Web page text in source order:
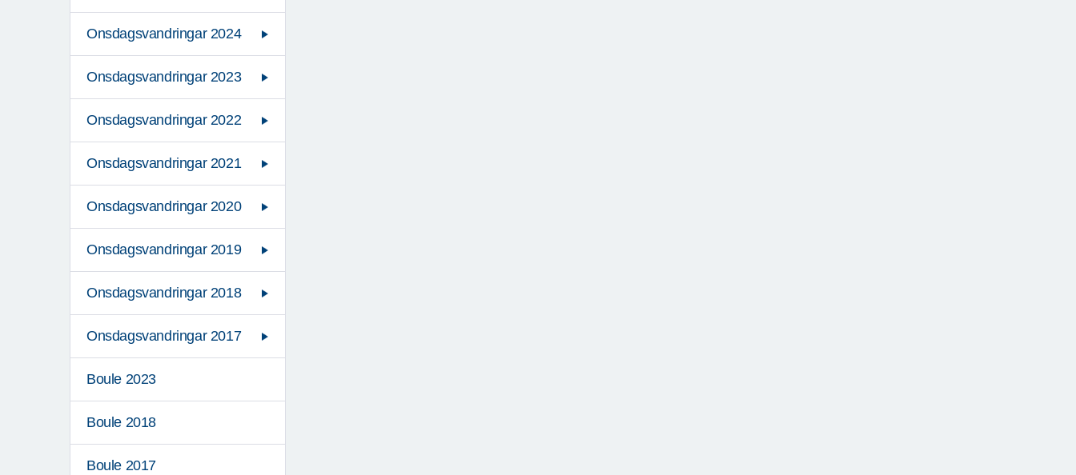
Onsdagsvandringar 2024
Onsdagsvandringar 2023
Onsdagsvandringar 2022
Onsdagsvandringar 2021
Onsdagsvandringar 2020
Onsdagsvandringar 2019
Onsdagsvandringar 2018
Onsdagsvandringar 2017
Boule 2023
Boule 2018
Boule 2017